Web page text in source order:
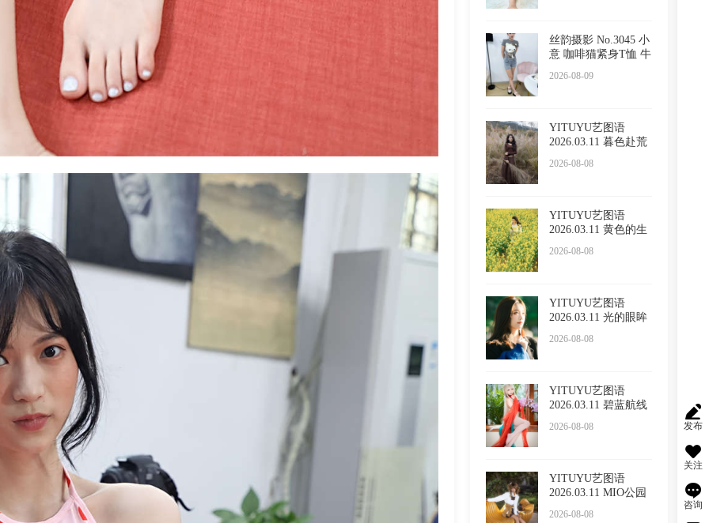
发布
关注
咨询
丝韵摄影 No.3045 小
意 咖啡猫紧身T恤 牛
2026-08-09
YITUYU艺图语
2026.03.11 暮色赴荒
2026-08-08
YITUYU艺图语
2026.03.11 黄色的生
2026-08-08
YITUYU艺图语
2026.03.11 光的眼眸
2026-08-08
YITUYU艺图语
2026.03.11 碧蓝航线
2026-08-08
YITUYU艺图语
2026.03.11 MIO公园
2026-08-08